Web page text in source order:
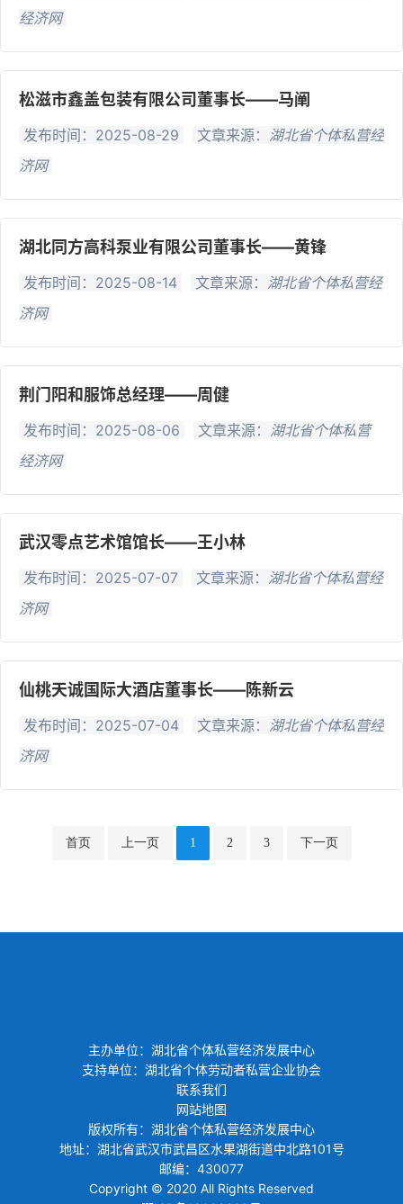
经济网
松滋市鑫盖包装有限公司董事长——马阐
发布时间：2025-08-29 文章来源： 湖北省个体私营经
济网
湖北同方高科泵业有限公司董事长——黄锋
发布时间：2025-08-14 文章来源： 湖北省个体私营经
济网
荆门阳和服饰总经理——周健
发布时间：2025-08-06 文章来源： 湖北省个体私营
经济网
武汉零点艺术馆馆长——王小林
发布时间：2025-07-07 文章来源： 湖北省个体私营经
济网
仙桃天诚国际大酒店董事长——陈新云
发布时间：2025-07-04 文章来源： 湖北省个体私营经
济网
首页 上一页 1 2 3 下一页
主办单位：湖北省个体私营经济发展中心
支持单位：湖北省个体劳动者私营企业协会
联系我们
网站地图
版权所有：湖北省个体私营经济发展中心
地址：湖北省武汉市武昌区水果湖街道中北路101号
邮编：430077
Copyright © 2020 All Rights Reserved